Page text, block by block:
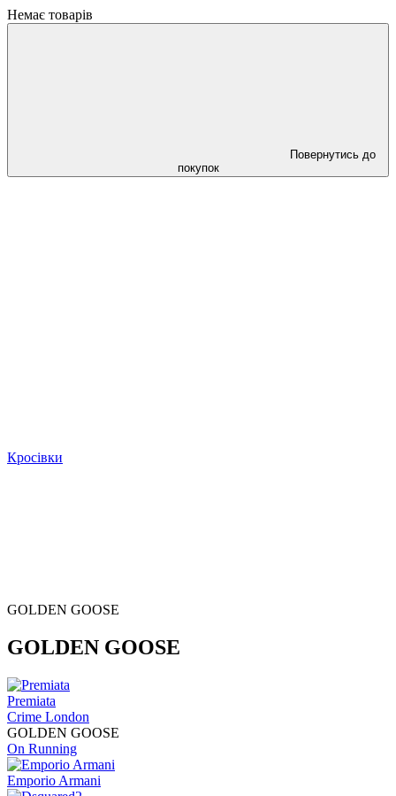
Немає товарів
Повернутись до
покупок
Кросівки
GOLDEN GOOSE
GOLDEN GOOSE
Premiata
Crime London
GOLDEN GOOSE
On Running
Emporio Armani